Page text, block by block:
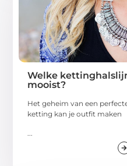
Welke
mooist?
Het geheim van een
ketting kan je outfit maken